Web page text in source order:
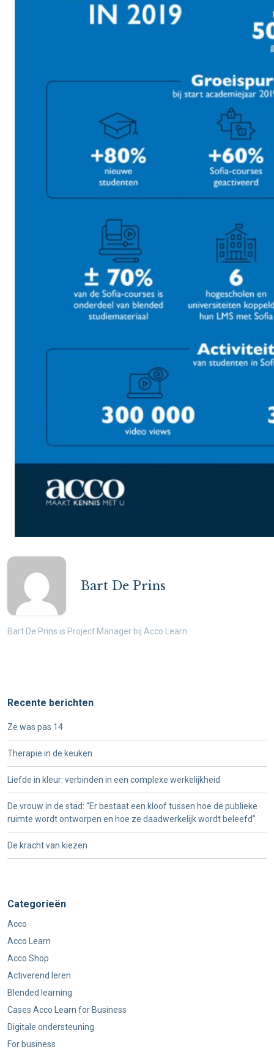
Bart De Prins
Bart De Prins is Project Manager bij Acco Learn.
Recente berichten
Ze was pas 14
Therapie in de keuken
Liefde in kleur: verbinden in een complexe werkelijkheid
De vrouw in de stad: “Er bestaat een kloof tussen hoe de publieke
ruimte wordt ontworpen en hoe ze daadwerkelijk wordt beleefd”
De kracht van kiezen
Categorieën
Acco
Acco Learn
Acco Shop
Activerend leren
Blended learning
Cases Acco Learn for Business
Digitale ondersteuning
For business